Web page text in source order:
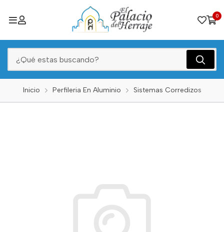
0
Inicio Perfileria En Aluminio Sistemas Corredizos